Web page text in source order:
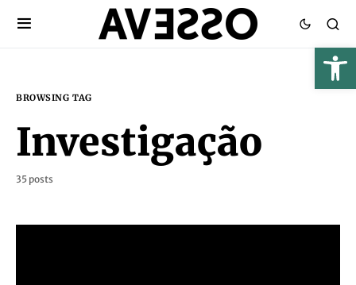
BROWSING TAG
Investigação
35 posts